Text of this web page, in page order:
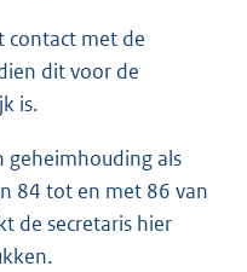
contact met de
dit voor de
is.
geheimhouding als
84 tot en met 86 van
de secretaris hier